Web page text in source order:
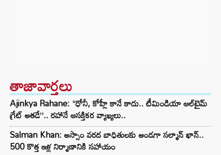
తాజావార్తలు
Ajinkya Rahane: “ధోనీ, కోహ్లీ కానే కాదు.. టీమిండియా ఆల్‌టైమ్
గ్రేట్ అతడే”.. రహానే ఆసక్తికర వ్యాఖ్యలు..
Salman Khan: అస్సాం వరద బాధితులకు అండగా సల్మాన్ ఖాన్..
500 కొత్త ఇళ్ల నిర్మాణానికి సహాయం